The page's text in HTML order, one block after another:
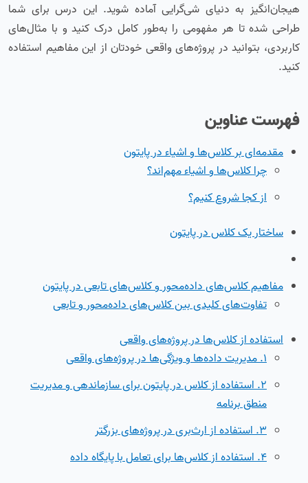
هیجان‌انگیز به دنیای شی‌گرایی آماده شوید. این درس برای شما
طراحی شده تا هر مفهومی را به‌طور کامل درک کنید و با مثال‌های
کاربردی، بتوانید در پروژه‌های واقعی خودتان از این مفاهیم استفاده
کنید.
فهرست عناوین
مقدمه‌ای بر کلاس‌ها و اشیاء در پایتون
چرا کلاس‌ها و اشیاء مهم‌اند؟
از کجا شروع کنیم؟
ساختار یک کلاس در پایتون
مفاهیم کلاس‌های داده‌محور و کلاس‌های تابعی در پایتون
تفاوت‌های کلیدی بین کلاس‌های داده‌محور و تابعی
استفاده از کلاس‌ها در پروژه‌های واقعی
1. مدیریت داده‌ها و ویژگی‌ها در پروژه‌های واقعی
2. استفاده از کلاس‌ در پایتون برای سازماندهی و مدیریت
منطق برنامه
3. استفاده از ارث‌بری در پروژه‌های بزرگتر
4. استفاده از کلاس‌ها برای تعامل با پایگاه داده